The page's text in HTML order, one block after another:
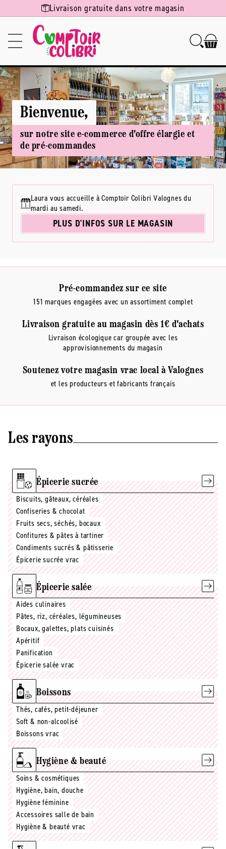
Ignorer et
passer au Livraison gratuite dans votre magasin
Bienvenue,
sur notre site e-commerce d'offre élargie et
de pré-commandes
Laura vous accueille à Comptoir Colibri Valognes du
mardi au samedi.
PLUS D'INFOS SUR LE MAGASIN
Pré-commandez sur ce site
151 marques engagées avec un assortiment complet
Livraison gratuite au magasin dès 1€ d'achats
Livraison écologique car groupée avec les
approvisionnements du magasin
Soutenez votre magasin vrac local à Valognes
et les producteurs et fabricants français
Les rayons
Épicerie sucrée
Biscuits, gâteaux, céréales
Confiseries & chocolat
Fruits secs, séchés, bocaux
Confitures & pâtes à tartiner
Condiments sucrés & pâtisserie
Épicerie sucrée vrac
Épicerie salée
Aides culinaires
Pâtes, riz, céréales, légumineuses
Bocaux, galettes, plats cuisinés
Apéritif
Panification
Épicerie salée vrac
Boissons
Thés, cafés, petit-déjeuner
Soft & non-alcoolisé
Boissons vrac
Hygiène & beauté
Soins & cosmétiques
Hygiène, bain, douche
Hygiène féminine
Accessoires salle de bain
Hygiène & beauté vrac